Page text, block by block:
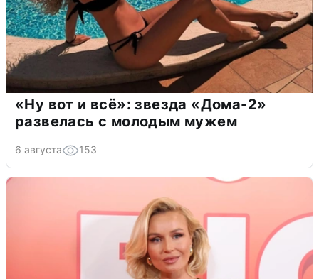
«Ну вот и всё»: звезда «Дома-2»
развелась с молодым мужем
6 августа 153